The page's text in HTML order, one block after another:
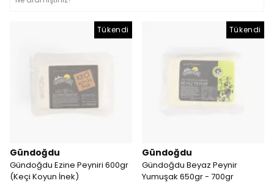
Tükendi
Gündoğdu
Gündoğdu Ezine Peyniri 600gr
(Keçi Koyun İnek)
Tükendi
Gündoğdu
Gündoğdu Beyaz Peynir
Yumuşak 650gr - 700gr